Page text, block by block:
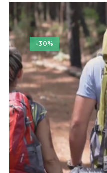
-30%